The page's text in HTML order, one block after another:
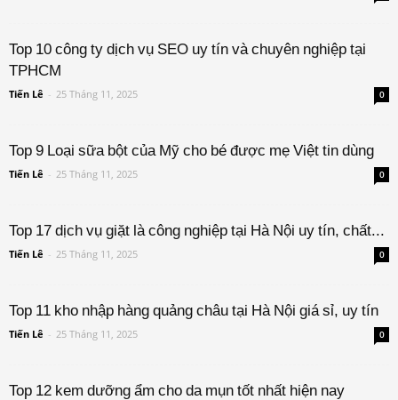
Top 10 công ty dịch vụ SEO uy tín và chuyên nghiệp tại
TPHCM
Tiến Lê - 25 Tháng 11, 2025 0
Top 9 Loại sữa bột của Mỹ cho bé được mẹ Việt tin dùng
Tiến Lê - 25 Tháng 11, 2025 0
Top 17 dịch vụ giặt là công nghiệp tại Hà Nội uy tín, chất...
Tiến Lê - 25 Tháng 11, 2025 0
Top 11 kho nhập hàng quảng châu tại Hà Nội giá sỉ, uy tín
Tiến Lê - 25 Tháng 11, 2025 0
Top 12 kem dưỡng ẩm cho da mụn tốt nhất hiện nay